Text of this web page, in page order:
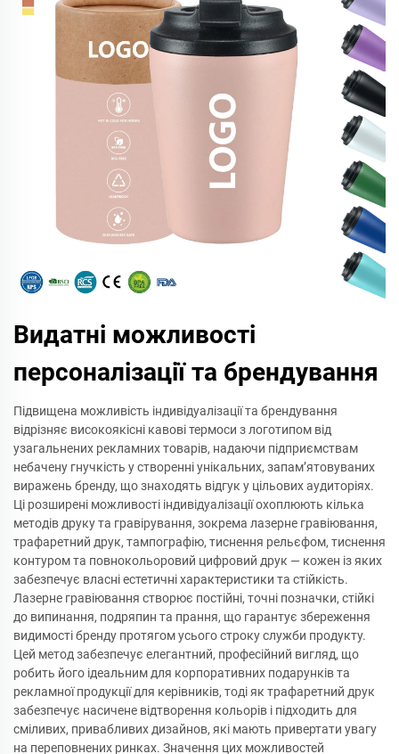
Видатні можливості
персоналізації та брендування
Підвищена можливість індивідуалізації та брендування
відрізняє високоякісні кавові термоси з логотипом від
узагальнених рекламних товарів, надаючи підприємствам
небачену гнучкість у створенні унікальних, запам’ятовуваних
виражень бренду, що знаходять відгук у цільових аудиторіях.
Ці розширені можливості індивідуалізації охоплюють кілька
методів друку та гравірування, зокрема лазерне гравіювання,
трафаретний друк, тампографію, тиснення рельєфом, тиснення
контуром та повнокольоровий цифровий друк — кожен із яких
забезпечує власні естетичні характеристики та стійкість.
Лазерне гравіювання створює постійні, точні позначки, стійкі
до випинання, подряпин та прання, що гарантує збереження
видимості бренду протягом усього строку служби продукту.
Цей метод забезпечує елегантний, професійний вигляд, що
робить його ідеальним для корпоративних подарунків та
рекламної продукції для керівників, тоді як трафаретний друк
забезпечує насичене відтворення кольорів і підходить для
сміливих, привабливих дизайнов, які мають привертати увагу
на переповнених ринках. Значення цих можливостей